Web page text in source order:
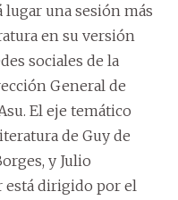
lugar una sesión más
en su versión
sociales de la
General de
El eje temático
de Guy de
y Julio
está dirigido por el